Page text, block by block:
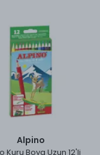
Alpino
Kuru Boya Uzun 12'li